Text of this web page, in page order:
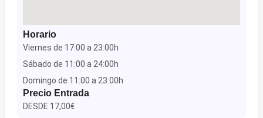
Horario
Viernes de 17:00 a 23:00h
Sábado de 11:00 a 24:00h
Domingo de 11:00 a 23:00h
Precio Entrada
DESDE 17,00€